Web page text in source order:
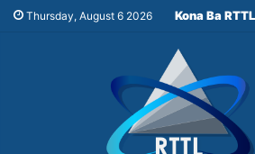
Thursday, August 6 2026 Kona Ba RTTL